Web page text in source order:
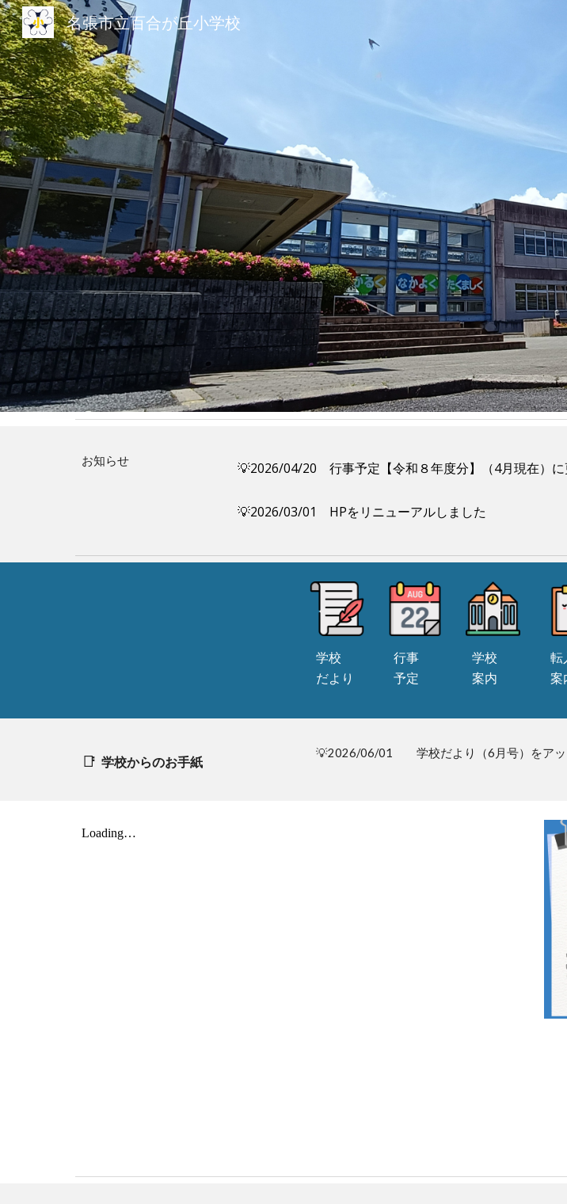
名張市立百合が丘小学校
お知らせ 💡2026/04/20 行事予定【令和８年度分】（4月現在）に
💡2026/03/01 HPをリニューアルしました
学校
だより
行事
予定
学校
案内
転
案
📑 学校からのお手紙
💡2026/06/01 学校だより（6 月号）をア